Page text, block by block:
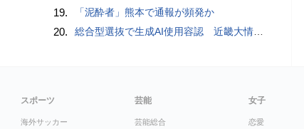
19. 「泥酔者」熊本で通報が頻発か
20. 総合型選抜で生成AI使用容認 近畿大情報学部、27年度
スポーツ
海外サッカー
芸能
芸能総合
女子
恋愛